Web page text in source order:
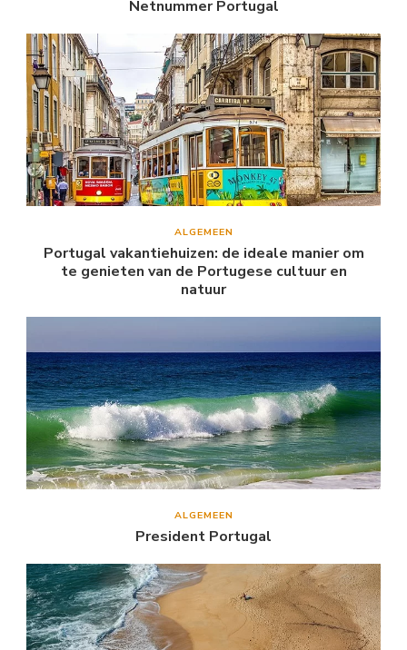
Netnummer Portugal
ALGEMEEN
Portugal vakantiehuizen: de ideale manier om
te genieten van de Portugese cultuur en
natuur
ALGEMEEN
President Portugal